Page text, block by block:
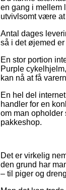
en gang i mellem
utvivlsomt være
Antal dages
så i det øjemed
En stor portion
Purple
kan nå at få
En hel del
handler for en
om man
pakkeshop.
Det er virkelig
den grund har
– til piger og